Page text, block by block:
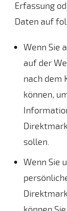
Erfassung
Daten auf
Wenn Sie
auf der
nach dem
können,
sollen.
Wenn Sie